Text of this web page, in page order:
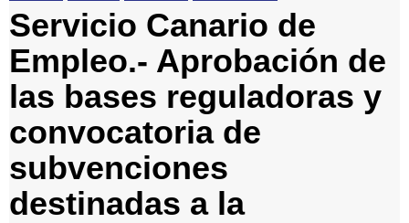
Servicio Canario de
Empleo.- Aprobación de
las bases reguladoras y
convocatoria de
subvenciones
destinadas a la